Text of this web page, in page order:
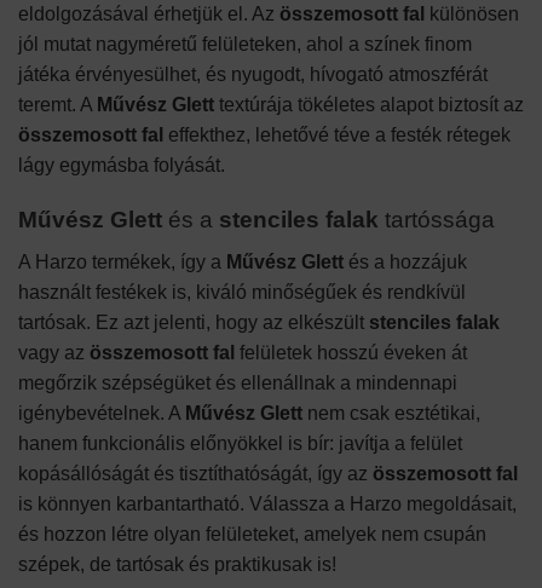
eldolgozásával érhetjük el. Az összemosott fal különösen
jól mutat nagyméretű felületeken, ahol a színek finom
játéka érvényesülhet, és nyugodt, hívogató atmoszférát
teremt. A Művész Glett textúrája tökéletes alapot biztosít az
összemosott fal effekthez, lehetővé téve a festék rétegek
lágy egymásba folyását.
Művész Glett és a stenciles falak tartóssága
A Harzo termékek, így a Művész Glett és a hozzájuk
használt festékek is, kiváló minőségűek és rendkívül
tartósak. Ez azt jelenti, hogy az elkészült stenciles falak
vagy az összemosott fal felületek hosszú éveken át
megőrzik szépségüket és ellenállnak a mindennapi
igénybevételnek. A Művész Glett nem csak esztétikai,
hanem funkcionális előnyökkel is bír: javítja a felület
kopásállóságát és tisztíthatóságát, így az összemosott fal
is könnyen karbantartható. Válassza a Harzo megoldásait,
és hozzon létre olyan felületeket, amelyek nem csupán
szépek, de tartósak és praktikusak is!